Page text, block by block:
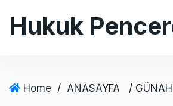
Hukuk
Home / ANASAYFA /